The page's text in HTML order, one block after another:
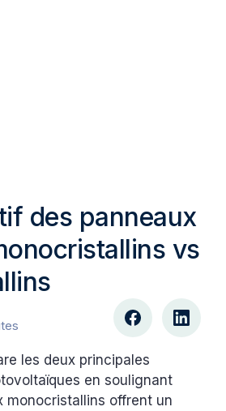
des panneaux
vs
les deux principales
en soulignant
monocristallins offrent un